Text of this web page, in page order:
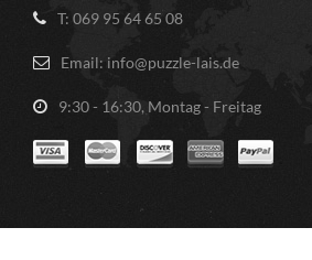
T: 069 95 64 65 08
Email: info@puzzle-lais.de
9:30 - 16:30, Montag - Freitag